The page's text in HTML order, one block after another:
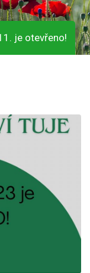
je otevřeno!